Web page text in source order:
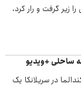
زیر گرفت و رار کرد،
ساحلی +ویدیو
در سریلانکا یک